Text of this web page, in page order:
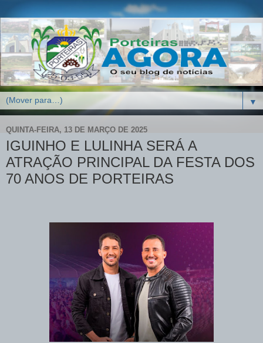
▼
QUINTA-FEIRA, 13 DE MARÇO DE 2025
IGUINHO E LULINHA SERÁ A
ATRAÇÃO PRINCIPAL DA FESTA DOS
70 ANOS DE PORTEIRAS